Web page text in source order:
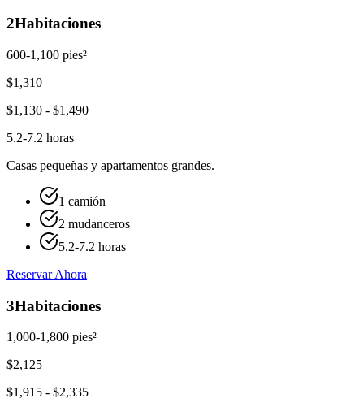
2Habitaciones
600-1,100 pies²
$1,310
$1,130 - $1,490
5.2-7.2 horas
Casas pequeñas y apartamentos grandes.
1 camión
2 mudanceros
5.2-7.2 horas
Reservar Ahora
3Habitaciones
1,000-1,800 pies²
$2,125
$1,915 - $2,335